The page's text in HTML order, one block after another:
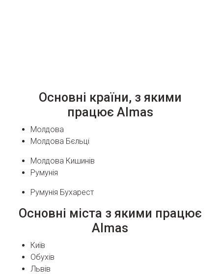
Основні країни, з якими
працює Almas
Молдова
Молдова Бєльці
Молдова Кишинів
Румунія
Румунія Бухарест
Основні міста з якими працює
Almas
Київ
Обухів
Львів